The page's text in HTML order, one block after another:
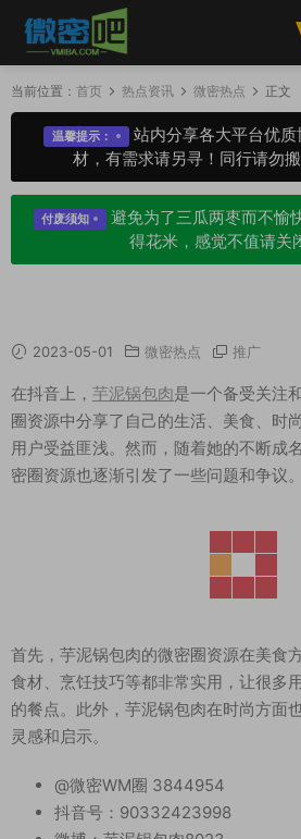
当前位置： 首页 热点资讯 微密热点 正文
温馨提示：
站内分享各大平台优
材，有需求请另寻！同行请勿
付废须知
避免为了三瓜两枣而不愉
得花米，感觉不值请关
2023-05-01 微密热点 推广
在抖音上， 芋泥锅包肉是一个备受关注
圈资源中分享了自己的生活、美食、时
用户受益匪浅。然而，随着她的不断成
密圈资源也逐渐引发了一些问题和争议。
首先，芋泥锅包肉的微密圈资源在美食
食材、烹饪技巧等都非常实用，让很多
的餐点。此外，芋泥锅包肉在时尚方面
灵感和启示。
@微密WM圈 3844954
抖音号：90332423998